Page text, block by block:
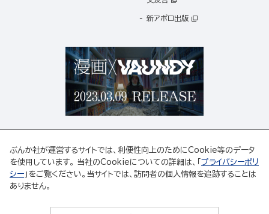
新アポロ出版
ABJマークは、この電子書店・電子書籍配信サービスが、著作権者からコンテンツ使用許諾を
得た正規版配信サービスであることを示す登録商標(登録番号 第6091713号)です。
https://aebs.or.jp/
ぶんか社が運営するサイトでは、利便性向上のためにCookie等のデータ
を使用しています。 当社のCookieについての詳細は、「 プライバシーポリ
シー 」をご覧ください。当サイトでは、訪問者の個人情報を追跡することは
ありません。